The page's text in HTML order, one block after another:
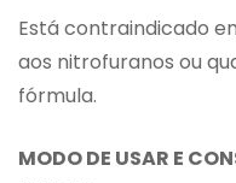
Está contraindicado
aos nitrofuranos ou
fórmula.
MODO DE USAR E